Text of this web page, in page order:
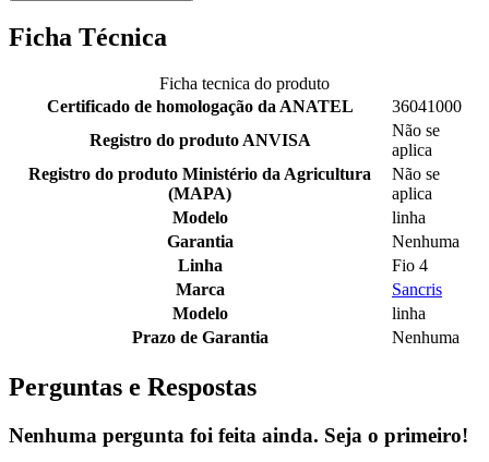
Ficha Técnica
Ficha tecnica do produto
Certificado de homologação da ANATEL
36041000
Registro do produto ANVISA
Não se
aplica
Registro do produto Ministério da Agricultura
(MAPA)
Não se
aplica
Modelo
linha
Garantia
Nenhuma
Linha
Fio 4
Marca
Sancris
Modelo
linha
Prazo de Garantia
Nenhuma
Perguntas e Respostas
Nenhuma pergunta foi feita ainda. Seja o primeiro!